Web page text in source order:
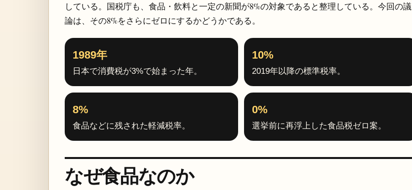
している。国税庁も、食品・飲料と一定の新聞が8%の対象であると整理している。今回の議
論は、その8%をさらにゼロにするかどうかである。
1989年
日本で消費税が3%で始まった年。
10%
2019年以降の標準税率。
8%
食品などに残された軽減税率。
0%
選挙前に再浮上した食品税ゼロ案。
なぜ食品なのか